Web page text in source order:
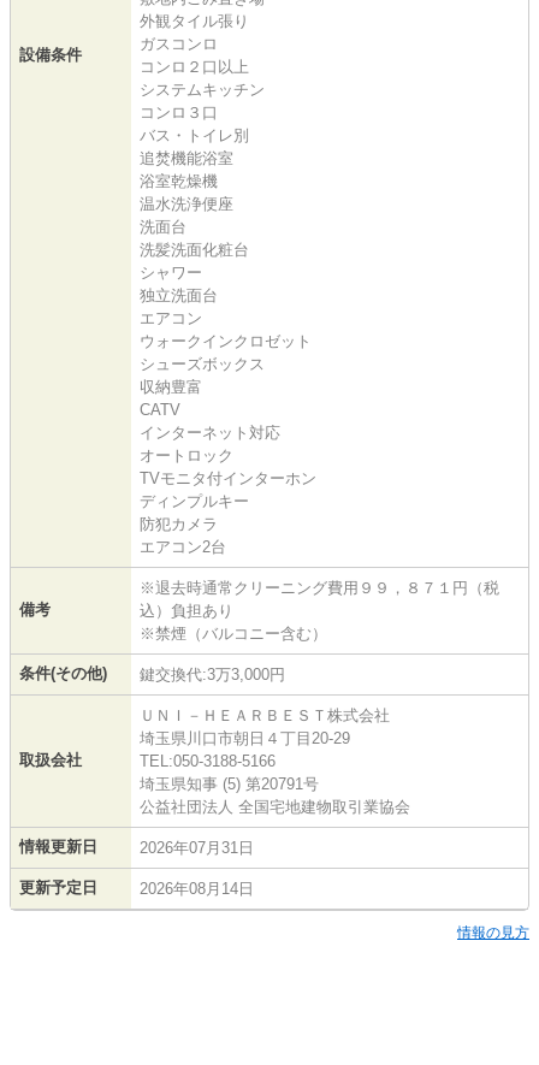
設備条件
外観タイル張り
ガスコンロ
コンロ２口以上
システムキッチン
コンロ３口
バス・トイレ別
追焚機能浴室
浴室乾燥機
温水洗浄便座
洗面台
洗髪洗面化粧台
シャワー
独立洗面台
エアコン
ウォークインクロゼット
シューズボックス
収納豊富
CATV
インターネット対応
オートロック
TVモニタ付インターホン
ディンプルキー
防犯カメラ
エアコン2台
備考
※退去時通常クリーニング費用９９，８７１円（税
込）負担あり
※禁煙（バルコニー含む）
条件(その他) 鍵交換代:3万3,000円
取扱会社
ＵＮＩ－ＨＥＡＲＢＥＳＴ株式会社
埼玉県川口市朝日４丁目20-29
TEL:050-3188-5166
埼玉県知事 (5) 第20791号
公益社団法人 全国宅地建物取引業協会
情報更新日 2026年07月31日
更新予定日 2026年08月14日
情報の見方